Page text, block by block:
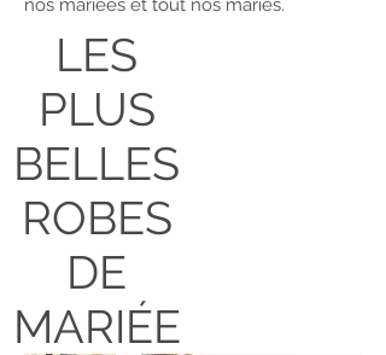
nos mariées et tout nos mariés.
LES
PLUS
BELLES
ROBES
DE
MARIÉE